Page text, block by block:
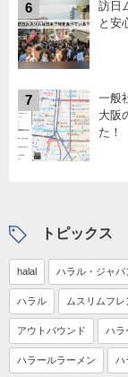
6
訪日
と安
7
一般
大阪
た！
トピックス
halal ハラル・ジャパ
ハラル ムスリムフレ
アウトバウンド ハラ
ハラールラーメン ハ